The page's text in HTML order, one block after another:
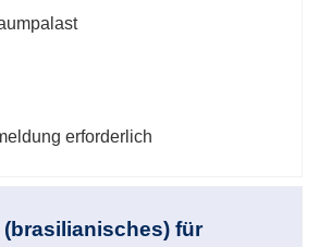
erforderlich
für